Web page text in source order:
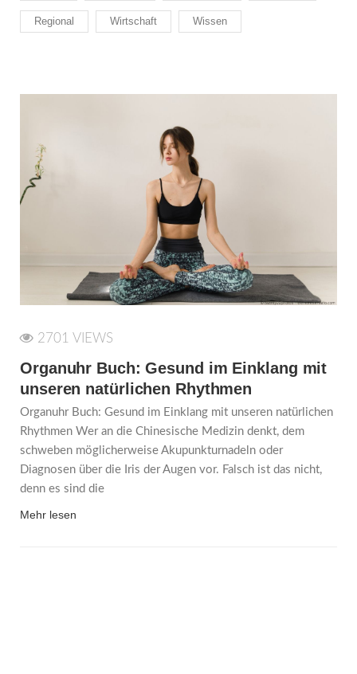
Regional Wirtschaft Wissen
2701 VIEWS
Organuhr Buch: Gesund im Einklang mit
unseren natürlichen Rhythmen
Organuhr Buch: Gesund im Einklang mit unseren natürlichen
Rhythmen Wer an die Chinesische Medizin denkt, dem
schweben möglicherweise Akupunkturnadeln oder
Diagnosen über die Iris der Augen vor. Falsch ist das nicht,
denn es sind die
Mehr lesen